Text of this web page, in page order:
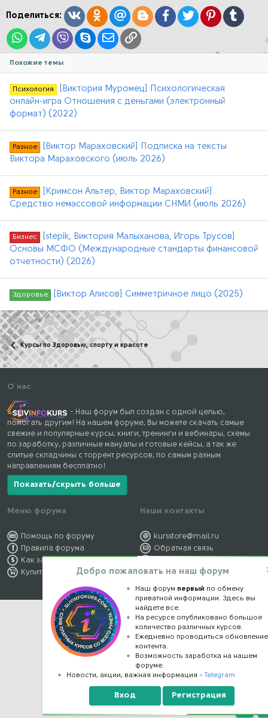
:
Поделиться: ВконтактеОдноклассники
Mail.ruBloggerFacebook
TwitterPinterestTumblr
WhatsAppTelegram
ViberSkypeЭлектронная почта
Ссылка
Похожие темы
Психология
[Виктория Муромец] Психологическая
онлайн-игра Отношения с деньгами (электронный
формат) (2022)
Разное
[Виктор Мараховский] Подписка на тексты
Виктора Мараховского (июль 2026)
Разное
[Кримсон Альтер, Виктор Мараховский]
Средство немассовой информации СНМИ (июль 2026)
Бизнес
[stepik, Виктория Малыханова, Игорь Трусов]
Основы МСФО (Международные стандарты финансовой
отчетности) (2026)
Здоровье [Виктор Алисов] Симметричное лицо (2025)
Курсы по Здоровью, спорту и красоте
О нас
- Наш форум был создан с одной целью,
помогать другим! На нашем форуме, Вы можете скачать самые
свежие и популярные курсы, книги, тренинги и вебинары, схемы
по заработку, различные мануалы и готовые кейсы, а так же
слитые складчины с торрент ресурсов, по самым разным
направлениям бесплатно!
Показать/скрыть больше
Меню форума
Помощь по форуму
Правила форума
Как заработать
Купить премиум
Наши контакты
kursstore@mail.ru
Обратная связь
Правообладателям
Верх
Добро пожаловать на наш форум
Наш форум первый по обмену
приватной информации. Здесь вы
найдете все.
На ресурсе опубликовано большое
количество различных курсов.
Ежедневно проводиться обновление
контента.
Возможность заработка на нашем
форуме.
Новости, акции, важная информация -Telegram
Вход Регистрация